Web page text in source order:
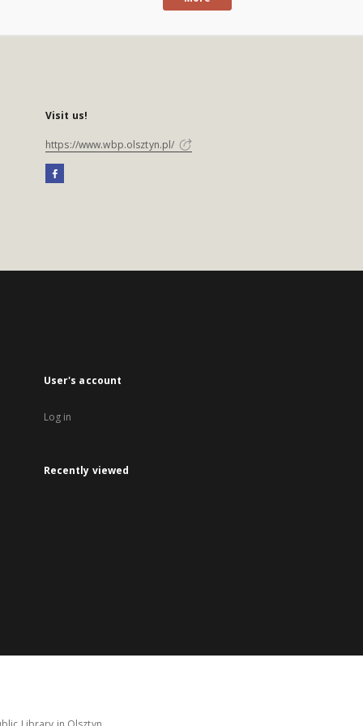
Visit us!
https://www.wbp.olsztyn.pl/
User's account
Log in
Recently viewed